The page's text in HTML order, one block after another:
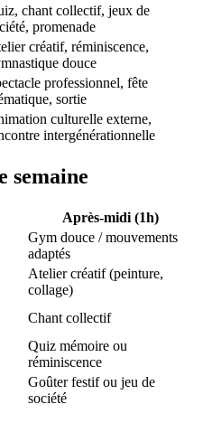
chant collectif, jeux de
promenade
créatif, réminiscence,
douce
professionnel, fête
sortie
culturelle externe,
intergénérationnelle
semaine
Après-midi (1h)
Gym douce / mouvements
adaptés
Atelier créatif (peinture,
collage)
Chant collectif
Quiz mémoire ou
réminiscence
Goûter festif ou jeu de
société